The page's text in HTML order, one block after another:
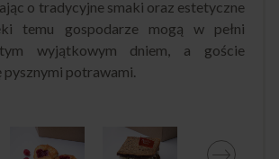
o tradycyjne smaki oraz estetyczne
temu gospodarze mogą w pełni
wyjątkowym dniem, a goście
pysznymi potrawami.